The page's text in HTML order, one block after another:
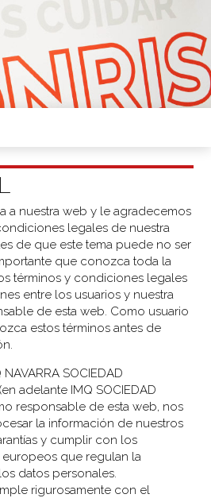
a nuestra web y le agradecemos
legales de nuestra
de que este tema puede no ser
que conozca toda la
términos y condiciones legales
entre los usuarios y nuestra
de esta web. Como usuario
estos términos antes de
SOCIEDAD
adelante IMQ SOCIEDAD
responsable de esta web, nos
la información de nuestros
y cumplir con los
que regulan la
datos personales.
rigurosamente con el